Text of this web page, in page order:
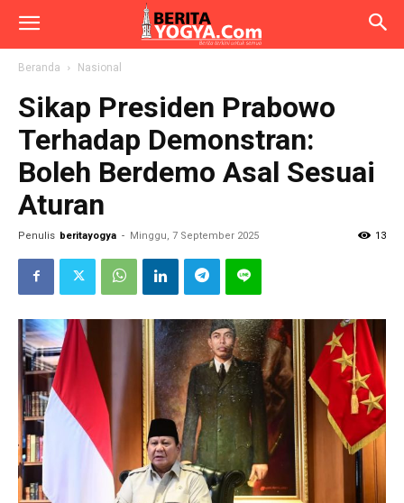
Beranda Nasional
Sikap Presiden Prabowo
Terhadap Demonstran:
Boleh Berdemo Asal Sesuai
Aturan
Penulis beritayogya - Minggu, 7 September 2025 13